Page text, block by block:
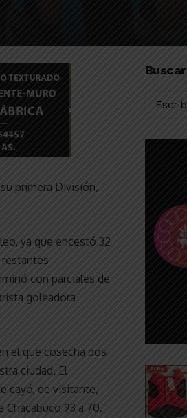
primera División,
ya que encestó 32
con parciales de
goleadora
el que cosecha dos
ciudad, El
cayó, de visitante,
Chacabuco 93 a 70.
Buscar